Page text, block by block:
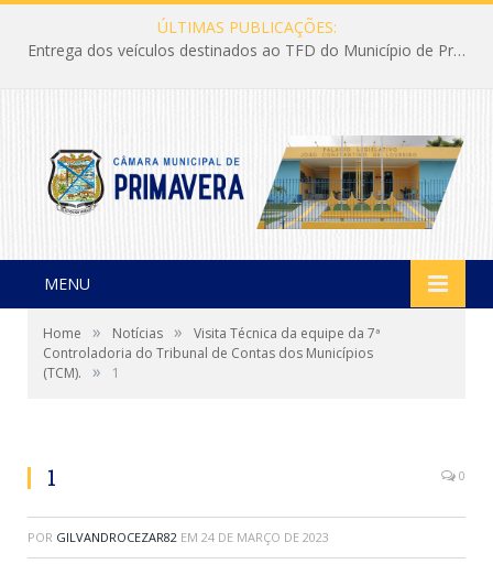
ÚLTIMAS PUBLICAÇÕES:
Entrega dos veículos destinados ao TFD do Município de Primavera
MENU
Home » Notícias »
Visita Técnica da equipe da 7ª
Controladoria do Tribunal de Contas dos Municípios
(TCM).
» 1
1 0
POR GILVANDROCEZAR82 EM 24 DE MARÇO DE 2023